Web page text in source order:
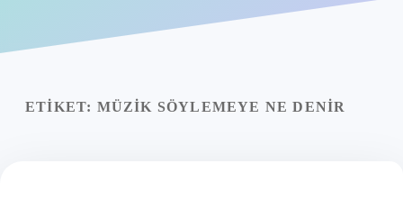
Yasal Uyarı
ETIKET: MÜZIK SÖYLEMEYE NE DENIR